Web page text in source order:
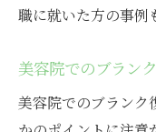
職に就いた方の事例
美容院でのブラン
美容院でのブランク